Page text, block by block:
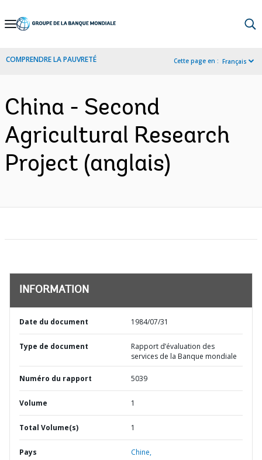
Skip
Navigation
COMPRENDRE LA PAUVRETÉ Cette page en : Français
China - Second
Agricultural Research
Project (anglais)
INFORMATION
Date du document 1984/07/31
Type de document
Rapport d’évaluation des
services de la Banque mondiale
Numéro du rapport 5039
Volume 1
Total Volume(s) 1
Pays Chine,